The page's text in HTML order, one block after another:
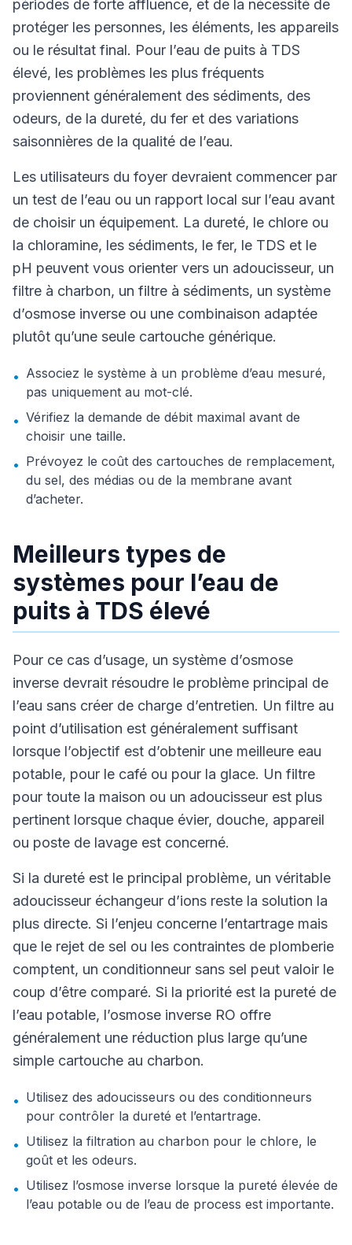
périodes de forte affluence, et de la nécessité de
protéger les personnes, les éléments, les appareils
ou le résultat final. Pour l’eau de puits à TDS
élevé, les problèmes les plus fréquents
proviennent généralement des sédiments, des
odeurs, de la dureté, du fer et des variations
saisonnières de la qualité de l’eau.
Les utilisateurs du foyer devraient commencer par
un test de l’eau ou un rapport local sur l’eau avant
de choisir un équipement. La dureté, le chlore ou
la chloramine, les sédiments, le fer, le TDS et le
pH peuvent vous orienter vers un adoucisseur, un
filtre à charbon, un filtre à sédiments, un système
d’osmose inverse ou une combinaison adaptée
plutôt qu’une seule cartouche générique.
• Associez le système à un problème d’eau mesuré,
pas uniquement au mot-clé.
• Vérifiez la demande de débit maximal avant de
choisir une taille.
• Prévoyez le coût des cartouches de remplacement,
du sel, des médias ou de la membrane avant
d’acheter.
Meilleurs types de
systèmes pour l’eau de
puits à TDS élevé
Pour ce cas d’usage, un système d’osmose
inverse devrait résoudre le problème principal de
l’eau sans créer de charge d’entretien. Un filtre au
point d’utilisation est généralement suffisant
lorsque l’objectif est d’obtenir une meilleure eau
potable, pour le café ou pour la glace. Un filtre
pour toute la maison ou un adoucisseur est plus
pertinent lorsque chaque évier, douche, appareil
ou poste de lavage est concerné.
Si la dureté est le principal problème, un véritable
adoucisseur échangeur d’ions reste la solution la
plus directe. Si l’enjeu concerne l’entartrage mais
que le rejet de sel ou les contraintes de plomberie
comptent, un conditionneur sans sel peut valoir le
coup d’être comparé. Si la priorité est la pureté de
l’eau potable, l’osmose inverse RO offre
généralement une réduction plus large qu’une
simple cartouche au charbon.
• Utilisez des adoucisseurs ou des conditionneurs
pour contrôler la dureté et l’entartrage.
• Utilisez la filtration au charbon pour le chlore, le
goût et les odeurs.
• Utilisez l’osmose inverse lorsque la pureté élevée de
l’eau potable ou de l’eau de process est importante.